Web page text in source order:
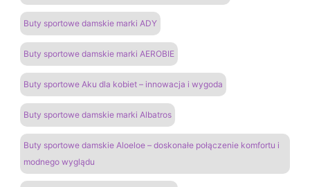
Buty sportowe damskie marki ADY
Buty sportowe damskie marki AEROBIE
Buty sportowe Aku dla kobiet – innowacja i wygoda
Buty sportowe damskie marki Albatros
Buty sportowe damskie Aloeloe – doskonałe połączenie komfortu i
modnego wyglądu